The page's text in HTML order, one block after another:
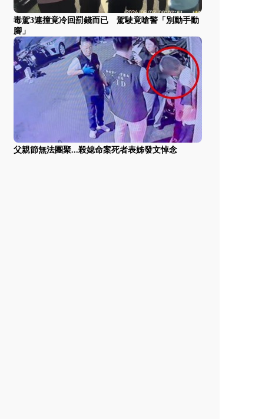
毒駕3連撞竟冷回罰錢而已 駕駛竟嗆警「別動手動
腳」
父親節無法團聚...殺媳命案死者表姊發文悼念